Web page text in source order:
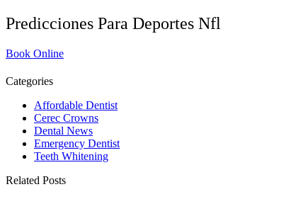
Predicciones Para Deportes Nfl
Book Online
Categories
Affordable Dentist
Cerec Crowns
Dental News
Emergency Dentist
Teeth Whitening
Related Posts